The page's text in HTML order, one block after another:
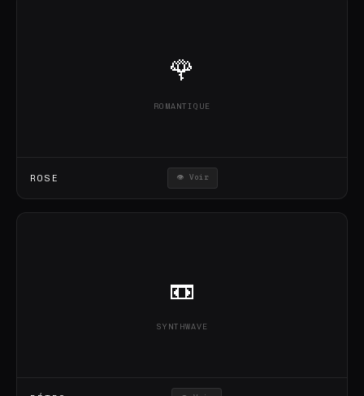
🌹
ROMANTIQUE
ROSE 👁 Voir
📼
SYNTHWAVE